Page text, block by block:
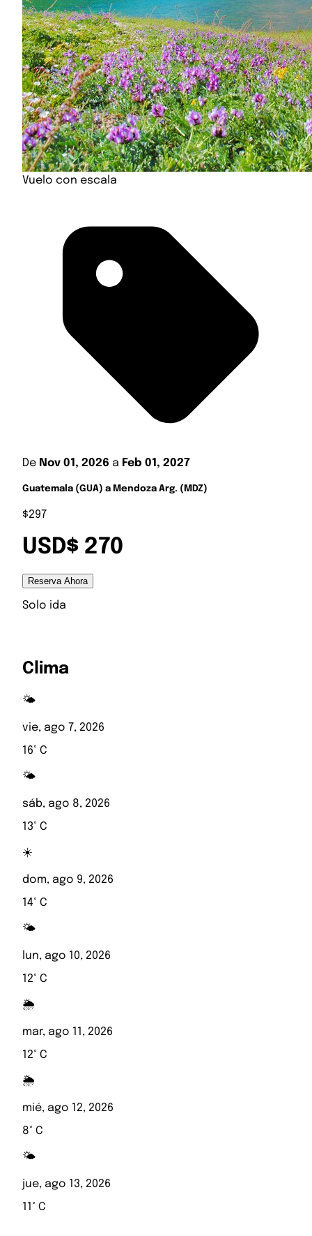
Vuelo con escala
De Nov 01, 2026 a Feb 01, 2027
Guatemala (GUA) a Mendoza Arg. (MDZ)
$297
USD$ 270
Reserva Ahora
Solo ida
Clima
🌤️
vie, ago 7, 2026
16° C
🌤️
sáb, ago 8, 2026
13° C
☀️
dom, ago 9, 2026
14° C
🌤️
lun, ago 10, 2026
12° C
🌦️
mar, ago 11, 2026
12° C
🌦️
mié, ago 12, 2026
8° C
🌤️
jue, ago 13, 2026
11° C